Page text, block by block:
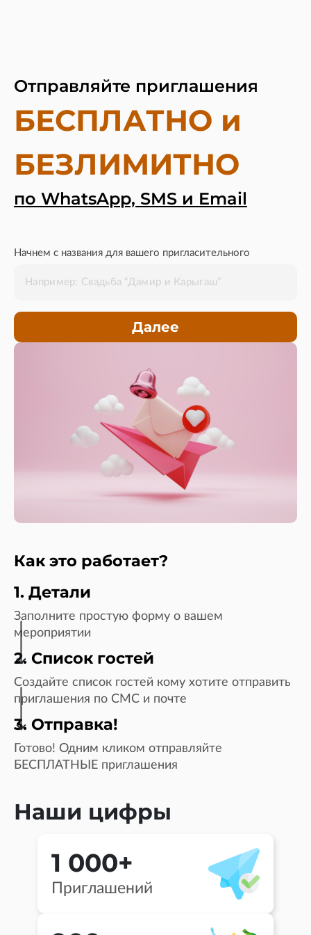
Отправляйте приглашения
БЕСПЛАТНО и
БЕЗЛИМИТНО
по WhatsApp, SMS и Email
Начнем с названия для вашего пригласительного
Далее
Как это работает?
1. Детали
Заполните простую форму о вашем
мероприятии
2. Список гостей
Создайте список гостей кому хотите отправить
приглашения по СМС и почте
3. Отправка!
Готово! Одним кликом отправляйте
БЕСПЛАТНЫЕ приглашения
Наши цифры
1 000+
Приглашений